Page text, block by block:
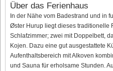
Über das Ferienhaus
In der Nähe vom Badestrand und in
Øster Hurup liegt dieses traditionelle
Schlafzimmer; zwei mit Doppelbett,
Kojen. Dazu eine gut ausgestattete
Aufenthaltsbereich mit Alkoven
und Sauna für erholsame Stunden.